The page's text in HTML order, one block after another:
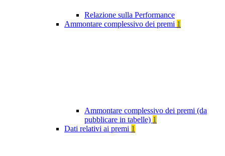
Relazione sulla Performance
Ammontare complessivo dei premi 1
Ammontare complessivo dei premi (da
pubblicare in tabelle) 1
Dati relativi ai premi 1